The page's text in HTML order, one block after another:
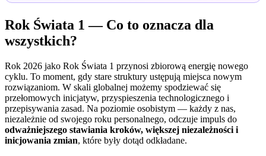
Rok Świata 1 — Co to oznacza dla
wszystkich?
Rok 2026 jako Rok Świata 1 przynosi zbiorową energię nowego
cyklu. To moment, gdy stare struktury ustępują miejsca nowym
rozwiązaniom. W skali globalnej możemy spodziewać się
przełomowych inicjatyw, przyspieszenia technologicznego i
przepisywania zasad. Na poziomie osobistym — każdy z nas,
niezależnie od swojego roku personalnego, odczuje impuls do
odważniejszego stawiania kroków, większej niezależności i
inicjowania zmian, które były dotąd odkładane.